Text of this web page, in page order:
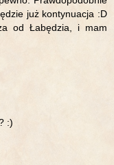
już kontynuacja :D
od Łabędzia, i mam
:)